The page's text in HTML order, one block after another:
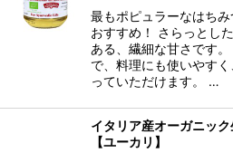
最もポピュラーなはち
おすすめ！ さらっとし
ある、繊細な甘さです
で、料理にも使いやす
っていただけます。 …
イタリア産オーガニッ
【ユーカリ】